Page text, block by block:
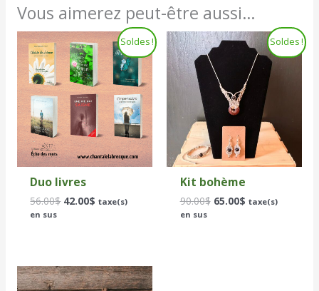
Vous aimerez peut-être aussi…
Soldes !
Duo livres
56.00$
Le
prix
initial
était :
56.00$.
42.00$
Le
prix
actuel
est :
42.00$.
taxe(s)
en sus
Soldes !
Kit bohème
90.00$
Le
prix
initial
était :
90.00$.
65.00$
Le
prix
actuel
est :
65.00$.
taxe(s)
en sus